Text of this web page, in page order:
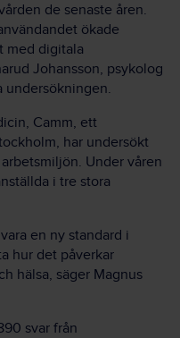
de senaste åren.
ökade
med digitala
Johansson, psykolog
undersökningen.
Camm, ett
har undersökt
Under våren
i tre stora
en ny standard i
hur det påverkar
hälsa, säger Magnus
svar från